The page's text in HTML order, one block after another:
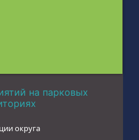
на парковых
округа